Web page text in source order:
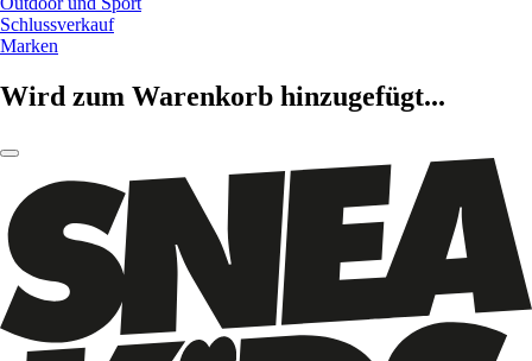
Schlussverkauf
Marken
Wird zum Warenkorb hinzugefügt...